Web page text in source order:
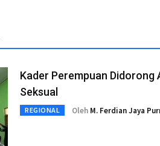
Kader Perempuan Didorong
Seksual
REGIONAL Oleh M. Ferdian Jaya